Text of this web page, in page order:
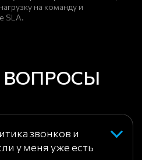
на команду и
SLA.
ВОПРОСЫ
звонков и
у меня уже есть